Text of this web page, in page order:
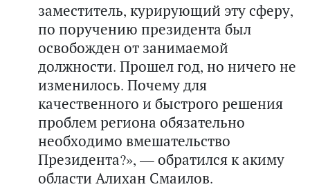
заместитель, курирующий эту сферу,
по поручению президента был
освобожден от занимаемой
должности. Прошел год, но ничего не
изменилось. Почему для
качественного и быстрого решения
проблем региона обязательно
необходимо вмешательство
Президента?», — обратился к акиму
области Алихан Смаилов.